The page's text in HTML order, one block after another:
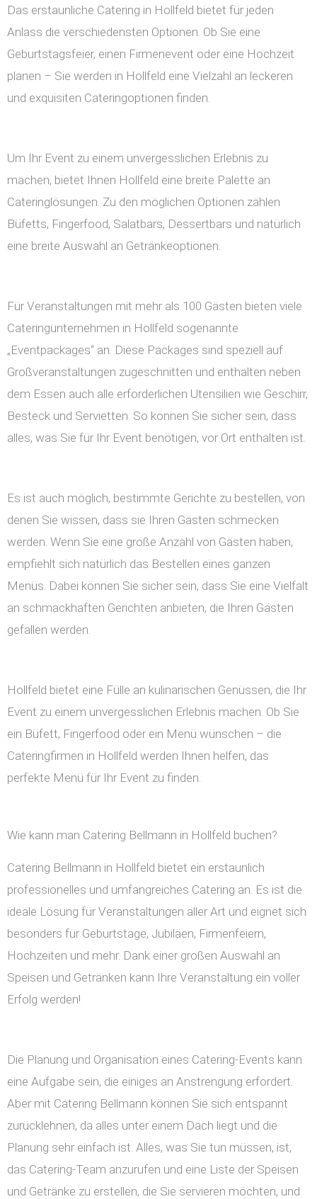
Das erstaunliche Catering in Hollfeld bietet für jeden
Anlass die verschiedensten Optionen. Ob Sie eine
Geburtstagsfeier, einen Firmenevent oder eine Hochzeit
planen – Sie werden in Hollfeld eine Vielzahl an leckeren
und exquisiten Cateringoptionen finden.
Um Ihr Event zu einem unvergesslichen Erlebnis zu
machen, bietet Ihnen Hollfeld eine breite Palette an
Cateringlösungen. Zu den möglichen Optionen zählen
Büfetts, Fingerfood, Salatbars, Dessertbars und natürlich
eine breite Auswahl an Getränkeoptionen.
Für Veranstaltungen mit mehr als 100 Gästen bieten viele
Cateringunternehmen in Hollfeld sogenannte
„Eventpackages“ an. Diese Packages sind speziell auf
Großveranstaltungen zugeschnitten und enthalten neben
dem Essen auch alle erforderlichen Utensilien wie Geschirr,
Besteck und Servietten. So können Sie sicher sein, dass
alles, was Sie für Ihr Event benötigen, vor Ort enthalten ist.
Es ist auch möglich, bestimmte Gerichte zu bestellen, von
denen Sie wissen, dass sie Ihren Gästen schmecken
werden. Wenn Sie eine große Anzahl von Gästen haben,
empfiehlt sich natürlich das Bestellen eines ganzen
Menüs. Dabei können Sie sicher sein, dass Sie eine Vielfalt
an schmackhaften Gerichten anbieten, die Ihren Gästen
gefallen werden.
Hollfeld bietet eine Fülle an kulinarischen Genüssen, die Ihr
Event zu einem unvergesslichen Erlebnis machen. Ob Sie
ein Büfett, Fingerfood oder ein Menü wünschen – die
Cateringfirmen in Hollfeld werden Ihnen helfen, das
perfekte Menü für Ihr Event zu finden.
Wie kann man Catering Bellmann in Hollfeld buchen?
Catering Bellmann in Hollfeld bietet ein erstaunlich
professionelles und umfangreiches Catering an. Es ist die
ideale Lösung für Veranstaltungen aller Art und eignet sich
besonders für Geburtstage, Jubiläen, Firmenfeiern,
Hochzeiten und mehr. Dank einer großen Auswahl an
Speisen und Getränken kann Ihre Veranstaltung ein voller
Erfolg werden!
Die Planung und Organisation eines Catering-Events kann
eine Aufgabe sein, die einiges an Anstrengung erfordert.
Aber mit Catering Bellmann können Sie sich entspannt
zurücklehnen, da alles unter einem Dach liegt und die
Planung sehr einfach ist. Alles, was Sie tun müssen, ist,
das Catering-Team anzurufen und eine Liste der Speisen
und Getränke zu erstellen, die Sie servieren möchten, und